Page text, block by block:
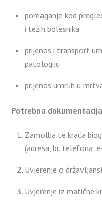
pomaganje kod
i težih bolesnika
prijenos i transport
patologiju
prijenos umrlih u
Potrebna
Zamolba te kraća
(adresa, br. telefona,
Uvjerenje o
Uvjerenje iz matične